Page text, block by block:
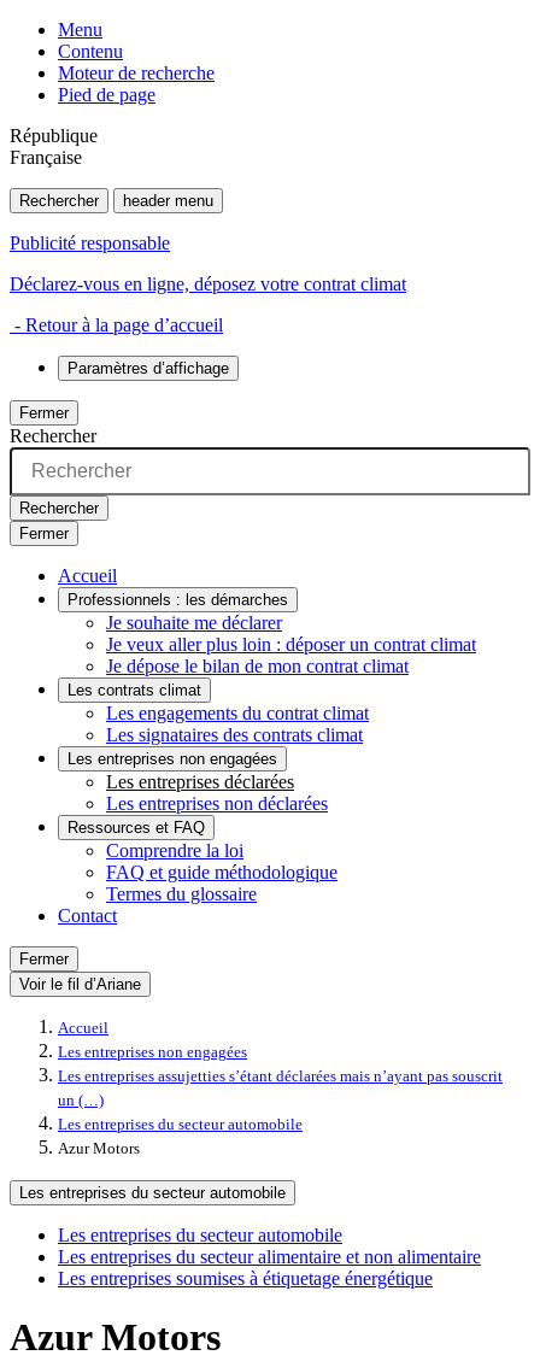
Menu
Contenu
Moteur de recherche
Pied de page
République
Française
Rechercher header menu
Publicité responsable
Déclarez-vous en ligne, déposez votre contrat climat
- Retour à la page d’accueil
Paramètres d’affichage
Fermer
Rechercher
Rechercher
Fermer
Accueil
Professionnels : les démarches
Je souhaite me déclarer
Je veux aller plus loin : déposer un contrat climat
Je dépose le bilan de mon contrat climat
Les contrats climat
Les engagements du contrat climat
Les signataires des contrats climat
Les entreprises non engagées
Les entreprises déclarées
Les entreprises non déclarées
Ressources et FAQ
Comprendre la loi
FAQ et guide méthodologique
Termes du glossaire
Contact
Fermer
Voir le fil d’Ariane
Accueil
Les entreprises non engagées
Les entreprises assujetties s’étant déclarées mais n’ayant pas souscrit
un (…)
Les entreprises du secteur automobile
Azur Motors
Les entreprises du secteur automobile
Les entreprises du secteur automobile
Les entreprises du secteur alimentaire et non alimentaire
Les entreprises soumises à étiquetage énergétique
Azur Motors